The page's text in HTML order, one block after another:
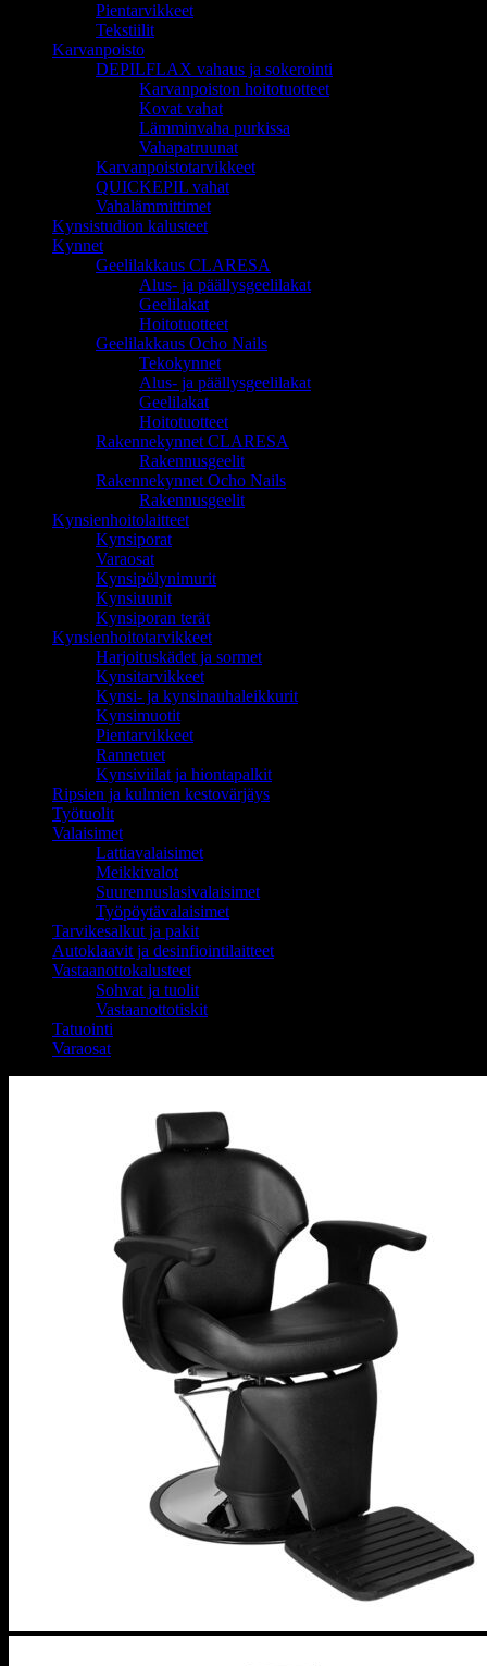
Pientarvikkeet
Tekstiilit
Karvanpoisto
DEPILFLAX vahaus ja sokerointi
Karvanpoiston hoitotuotteet
Kovat vahat
Lämminvaha purkissa
Vahapatruunat
Karvanpoistotarvikkeet
QUICKEPIL vahat
Vahalämmittimet
Kynsistudion kalusteet
Kynnet
Geelilakkaus CLARESA
Alus- ja päällysgeelilakat
Geelilakat
Hoitotuotteet
Geelilakkaus Ocho Nails
Tekokynnet
Alus- ja päällysgeelilakat
Geelilakat
Hoitotuotteet
Rakennekynnet CLARESA
Rakennusgeelit
Rakennekynnet Ocho Nails
Rakennusgeelit
Kynsienhoitolaitteet
Kynsiporat
Varaosat
Kynsipölynimurit
Kynsiuunit
Kynsiporan terät
Kynsienhoitotarvikkeet
Harjoituskädet ja sormet
Kynsitarvikkeet
Kynsi- ja kynsinauhaleikkurit
Kynsimuotit
Pientarvikkeet
Rannetuet
Kynsiviilat ja hiontapalkit
Ripsien ja kulmien kestovärjäys
Työtuolit
Valaisimet
Lattiavalaisimet
Meikkivalot
Suurennuslasivalaisimet
Työpöytävalaisimet
Tarvikesalkut ja pakit
Autoklaavit ja desinfiointilaitteet
Vastaanottokalusteet
Sohvat ja tuolit
Vastaanottotiskit
Tatuointi
Varaosat